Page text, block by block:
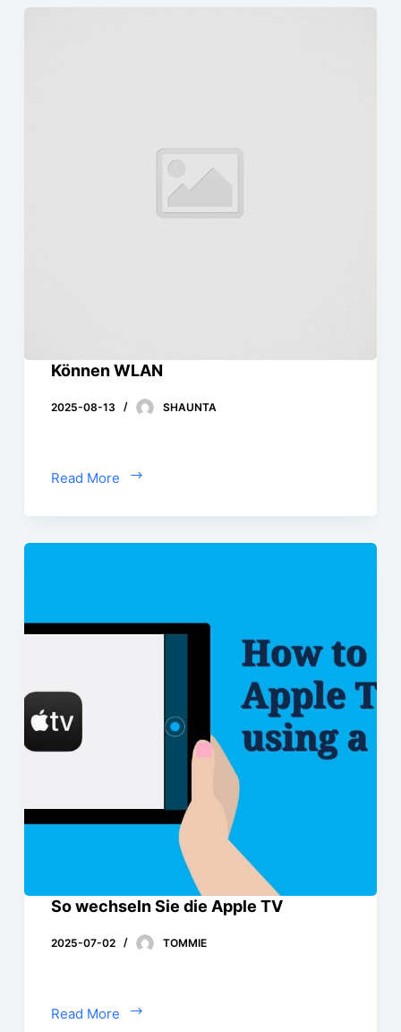
Können WLAN
2025-08-13 SHAUNTA
Read More
So wechseln Sie die Apple TV
2025-07-02 TOMMIE
Read More